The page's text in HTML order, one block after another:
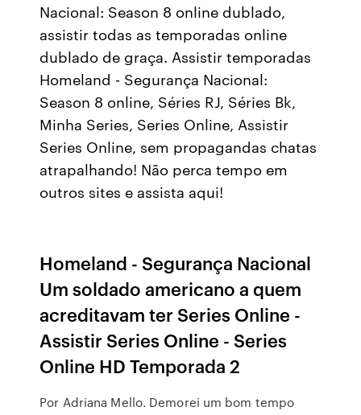
Nacional: Season 8 online dublado,
assistir todas as temporadas online
dublado de graça. Assistir temporadas
Homeland - Segurança Nacional:
Season 8 online, Séries RJ, Séries Bk,
Minha Series, Series Online, Assistir
Series Online, sem propagandas chatas
atrapalhando! Não perca tempo em
outros sites e assista aqui!
Homeland - Segurança Nacional
Um soldado americano a quem
acreditavam ter Series Online -
Assistir Series Online - Series
Online HD Temporada 2
Por Adriana Mello. Demorei um bom tempo